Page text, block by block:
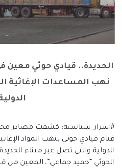
الحديدة.. قيادي حوثي معين
نهب المساعدات الإغاثية
#اسرار_سياسية: كشفت مصادر
قيام قيادي حوثي بنهب المواد
الدولية والتي تصل عبر ميناء
الحوثي “حميد جماعي”، المعين من